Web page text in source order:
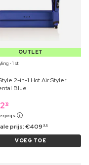
OUTLET
⋅ 1 st
2-in-1 Hot Air Styler
Blue
19
prijs:€409 99
VOEG TOE